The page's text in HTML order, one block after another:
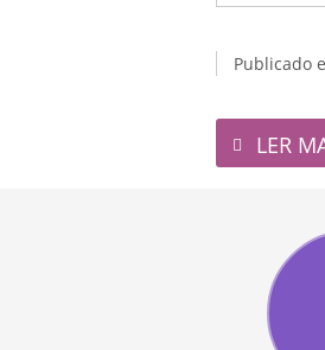
Publicado
LER